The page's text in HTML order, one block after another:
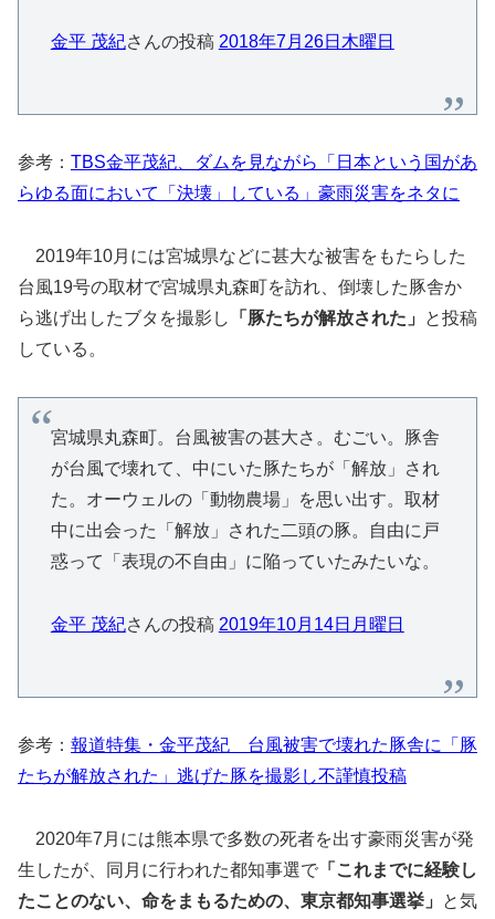
金平 茂紀さんの投稿 2018年7月26日木曜日
参考： TBS金平茂紀、ダムを見ながら「日本という国があ
らゆる面において「決壊」している」豪雨災害をネタに
2019年10月には宮城県などに甚大な被害をもたらした
台風19号の取材で宮城県丸森町を訪れ、倒壊した豚舎か
ら逃げ出したブタを撮影し
「豚たちが解放された」
と投稿
している。
宮城県丸森町。台風被害の甚大さ。むごい。豚舎
が台風で壊れて、中にいた豚たちが「解放」され
た。オーウェルの「動物農場」を思い出す。取材
中に出会った「解放」された二頭の豚。自由に戸
惑って「表現の不自由」に陥っていたみたいな。
金平 茂紀さんの投稿 2019年10月14日月曜日
参考： 報道特集・金平茂紀 台風被害で壊れた豚舎に「豚
たちが解放された」逃げた豚を撮影し不謹慎投稿
2020年7月には熊本県で多数の死者を出す豪雨災害が発
生したが、同月に行われた都知事選で 「これまでに経験し
たことのない、命をまもるための、東京都知事選挙」
と気